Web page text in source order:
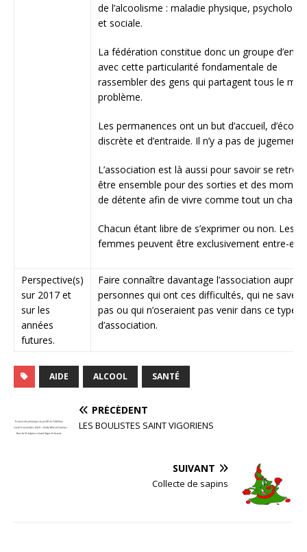
de l’alcoolisme : maladie physique,
et sociale.
La fédération constitue donc un groupe
avec cette particularité fondamentale de
rassembler des gens qui partagent tous le
problème.
Les permanences ont un but d’accueil,
discrète et d’entraide. Il n’y a pas de jugement.
L’association est là aussi pour savoir se
être ensemble pour des sorties et des
de détente afin de vivre comme tout un
Chacun étant libre de s’exprimer ou non. Les
femmes peuvent être exclusivement entre-
Perspective(s)
sur 2017 et
sur les
années
futures.
Faire connaître davantage l’association auprès
personnes qui ont ces difficultés, qui ne savent
pas ou qui n’oseraient pas venir dans ce type
d’association.
AIDE ALCOOL SANTÉ
PRÉCÉDENT
LES BOULISTES SAINT VIGORIENS
SUIVANT
Collecte de sapins